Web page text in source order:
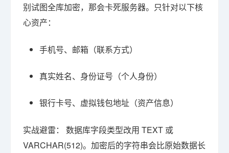
别试图全库加密，那会卡死服务器。只针对以下核
心资产：
手机号、邮箱（联系方式）
真实姓名、身份证号（个人身份）
银行卡号、虚拟钱包地址（资产信息）
实战避雷： 数据库字段类型改用 TEXT 或
VARCHAR(512)。加密后的字符串会比原始数据长